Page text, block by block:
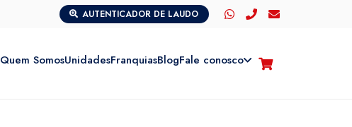
AUTENTICADOR DE LAUDO
Quem SomosUnidadesFranquiasBlogFale conosco